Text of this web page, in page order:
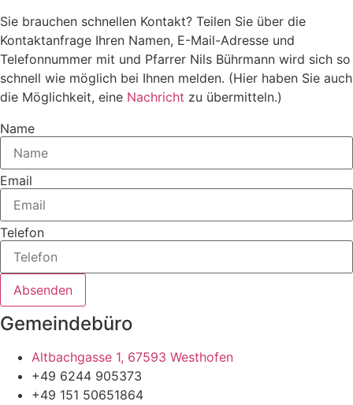
Sie brauchen schnellen Kontakt? Teilen Sie über die
Kontaktanfrage Ihren Namen, E-Mail-Adresse und
Telefonnummer mit und Pfarrer Nils Bührmann wird sich so
schnell wie möglich bei Ihnen melden. (Hier haben Sie auch
die Möglichkeit, eine Nachricht zu übermitteln.)
Name
Email
Telefon
Absenden
Gemeindebüro
Altbachgasse 1, 67593 Westhofen
+49 6244 905373
+49 151 50651864